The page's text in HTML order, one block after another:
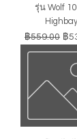
รุ่น Wolf
Highbay
ราคาปกติ
฿559.00 รา
฿